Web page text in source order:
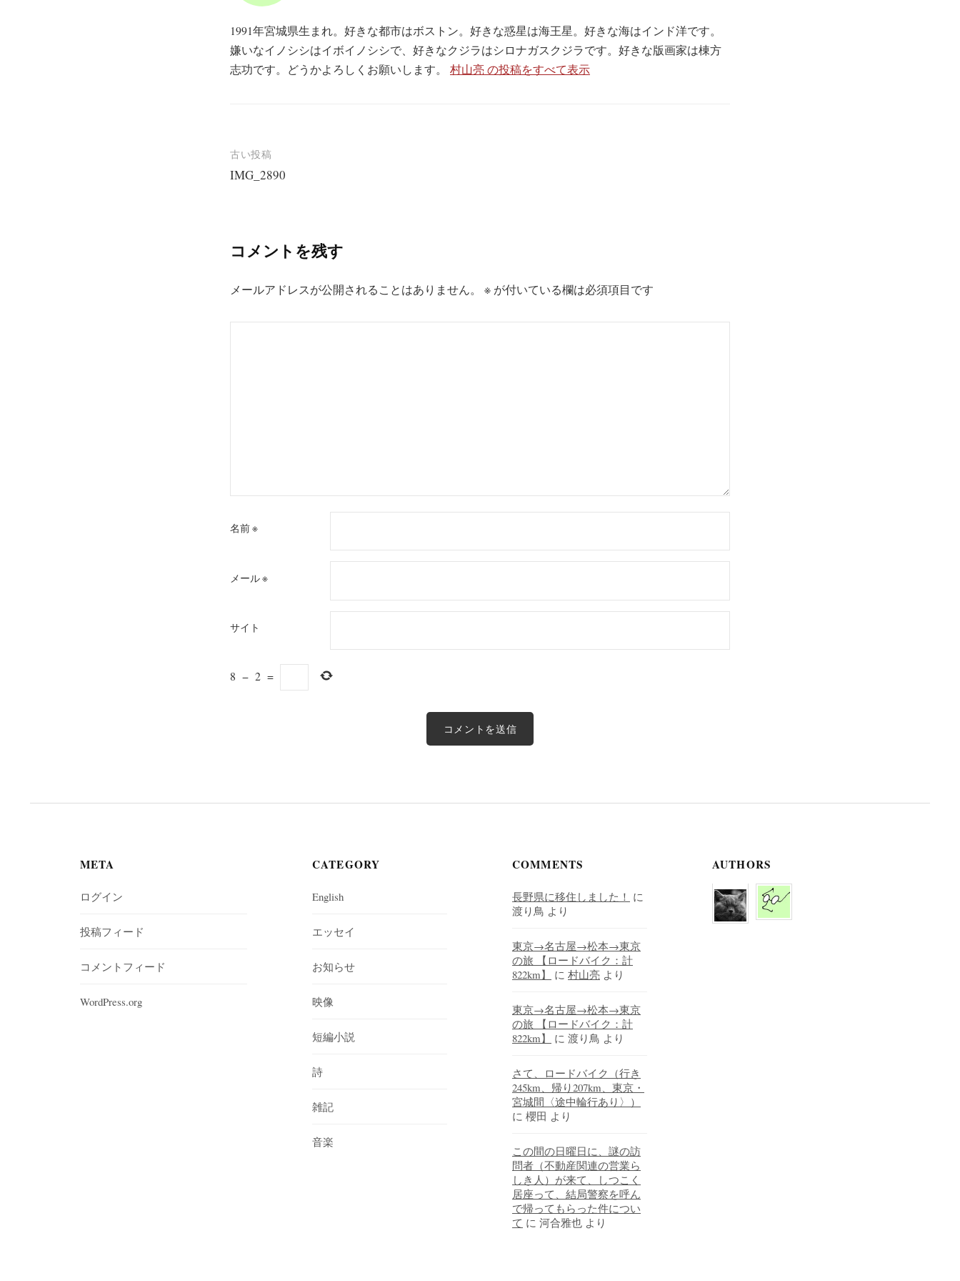
1991年宮城県生まれ。好きな都市はボストン。好きな惑星は海王星。好きな海はインド洋です。
嫌いなイノシシはイボイノシシで、好きなクジラはシロナガスクジラです。好きな版画家は棟方
志功です。どうかよろしくお願いします。 村山亮 の投稿をすべて表示
投
稿
ゲ
ー
古い投稿
IMG_2890
コメントを残す
メールアドレスが公開されることはありません。 ※ が付いている欄は必須項目です
名前※
メール※
サイト
8 − 2 =
META
ログイン
投稿フィード
コメントフィード
WordPress.org
CATEGORY
English
エッセイ
お知らせ
映像
短編小説
詩
雑記
音楽
COMMENTS
長野県に移住しました！ に
渡り鳥 より
東京→名古屋→松本→東京
の旅 【ロードバイク：計
822km】
に 村山亮 より
東京→名古屋→松本→東京
の旅 【ロードバイク：計
822km】
に 渡り鳥 より
さて、ロードバイク（行き
245km、帰り207km、東京・
宮城間〈途中輪行あり〉）
に 櫻田 より
この間の日曜日に、謎の訪
問者（不動産関連の営業ら
しき人）が来て、しつこく
居座って、結局警察を呼ん
で帰ってもらった件につい
て に 河合雅也 より
AUTHORS